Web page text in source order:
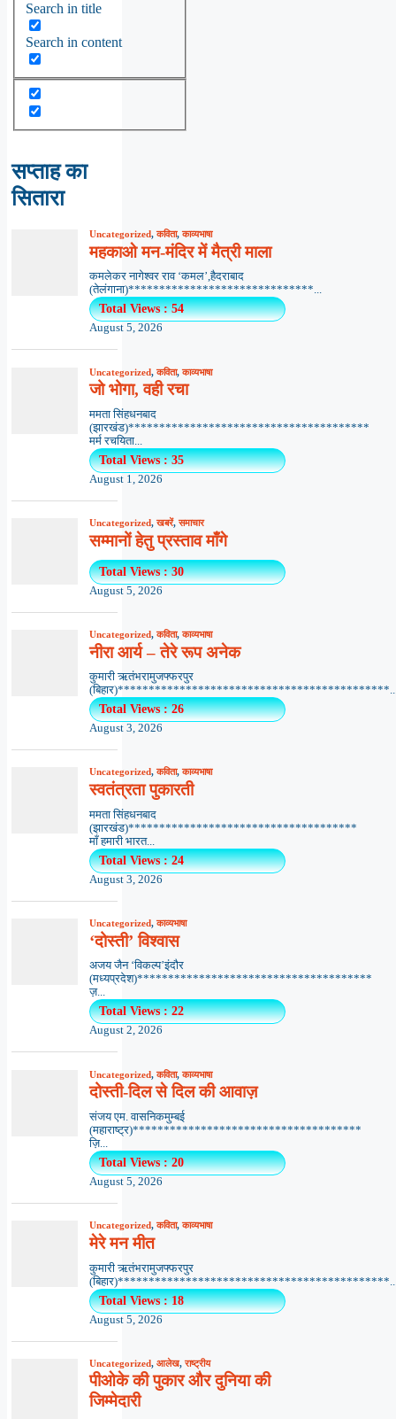
Search in title
Search in content
सप्ताह का
सितारा
Uncategorized,कविता,काव्यभाषा
महकाओ मन-मंदिर में मैत्री माला
कमलेकर नागेश्वर राव ‘कमल’,हैदराबाद
(तेलंगाना)******************************...
Total Views : 54
August 5, 2026
Uncategorized,कविता,काव्यभाषा
जो भोगा, वही रचा
ममता सिंहधनबाद
(झारखंड)***************************************
मर्म रचयिता...
Total Views : 35
August 1, 2026
Uncategorized,खबरें,समाचार
सम्मानों हेतु प्रस्ताव माँगे
Total Views : 30
August 5, 2026
Uncategorized,कविता,काव्यभाषा
नीरा आर्य – तेरे रूप अनेक
कुमारी ऋतंभरामुजफ्फरपुर
Total Views : 26
August 3, 2026
Uncategorized,कविता,काव्यभाषा
स्वतंत्रता पुकारती
ममता सिंहधनबाद
(झारखंड)*************************************
माँ हमारी भारत...
Total Views : 24
August 3, 2026
Uncategorized,काव्यभाषा
‘दोस्ती’ विश्वास
अजय जैन ‘विकल्प’इंदौर
(मध्यप्रदेश)**************************************
ज़...
Total Views : 22
August 2, 2026
Uncategorized,कविता,काव्यभाषा
दोस्ती-दिल से दिल की आवाज़
संजय एम. वासनिकमुम्बई
(महाराष्ट्र)*************************************
ज़ि...
Total Views : 20
August 5, 2026
Uncategorized,कविता,काव्यभाषा
मेरे मन मीत
कुमारी ऋतंभरामुजफ्फरपुर
Total Views : 18
August 5, 2026
Uncategorized, आलेख,राष्ट्रीय
पीओके की पुकार और दुनिया की
जिम्मेदारी